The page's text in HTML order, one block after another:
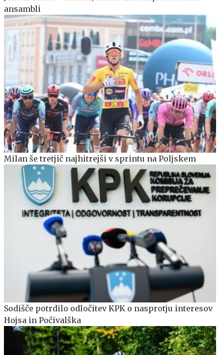
ansambli
Milan še tretjič najhitrejši v sprintu na Poljskem
Sodišče potrdilo odločitev KPK o nasprotju interesov
Hojsa in Počivalška